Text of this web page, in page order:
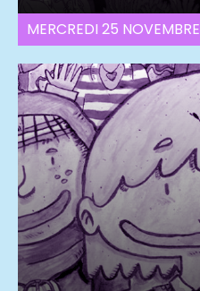
MERCREDI 25 NOVEMBRE